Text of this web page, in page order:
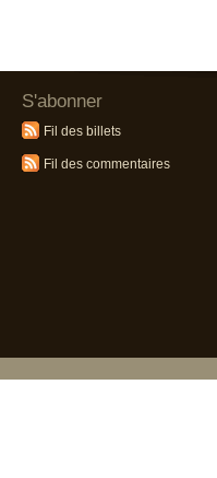
S'abonner
Fil des billets
Fil des commentaires